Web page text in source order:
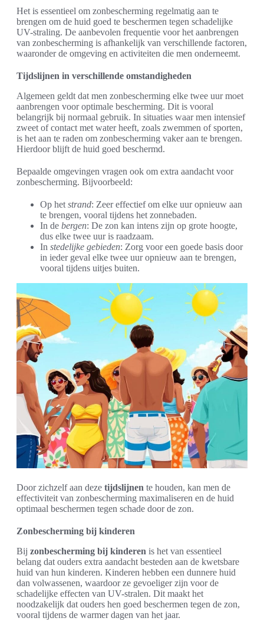
Het is essentieel om zonbescherming regelmatig aan te
brengen om de huid goed te beschermen tegen schadelijke
UV-straling. De aanbevolen frequentie voor het aanbrengen
van zonbescherming is afhankelijk van verschillende factoren,
waaronder de omgeving en activiteiten die men onderneemt.
Tijdslijnen in verschillende omstandigheden
Algemeen geldt dat men zonbescherming elke twee uur moet
aanbrengen voor optimale bescherming. Dit is vooral
belangrijk bij normaal gebruik. In situaties waar men intensief
zweet of contact met water heeft, zoals zwemmen of sporten,
is het aan te raden om zonbescherming vaker aan te brengen.
Hierdoor blijft de huid goed beschermd.
Bepaalde omgevingen vragen ook om extra aandacht voor
zonbescherming. Bijvoorbeeld:
Op het strand: Zeer effectief om elke uur opnieuw aan
te brengen, vooral tijdens het zonnebaden.
In de bergen: De zon kan intens zijn op grote hoogte,
dus elke twee uur is raadzaam.
In stedelijke gebieden: Zorg voor een goede basis door
in ieder geval elke twee uur opnieuw aan te brengen,
vooral tijdens uitjes buiten.
Door zichzelf aan deze tijdslijnen te houden, kan men de
effectiviteit van zonbescherming maximaliseren en de huid
optimaal beschermen tegen schade door de zon.
Zonbescherming bij kinderen
Bij zonbescherming bij kinderen is het van essentieel
belang dat ouders extra aandacht besteden aan de kwetsbare
huid van hun kinderen. Kinderen hebben een dunnere huid
dan volwassenen, waardoor ze gevoeliger zijn voor de
schadelijke effecten van UV-stralen. Dit maakt het
noodzakelijk dat ouders hen goed beschermen tegen de zon,
vooral tijdens de warmer dagen van het jaar.